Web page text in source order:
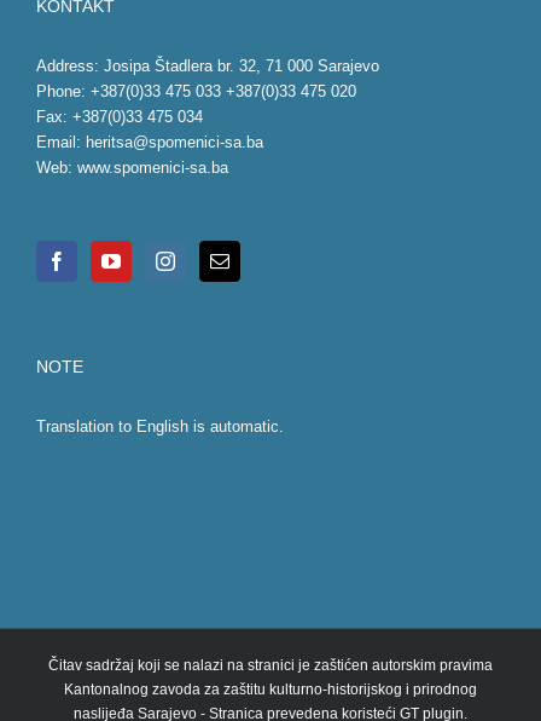
KONTAKT
Address: Josipa Štadlera br. 32, 71 000 Sarajevo
Phone: +387(0)33 475 033 +387(0)33 475 020
Fax: +387(0)33 475 034
Email: heritsa@spomenici-sa.ba
Web: www.spomenici-sa.ba
NOTE
Translation to English is automatic.
Čitav sadržaj koji se nalazi na stranici je zaštićen autorskim pravima
Kantonalnog zavoda za zaštitu kulturno-historijskog i prirodnog
naslijeđa Sarajevo - Stranica prevedena koristeći GT plugin.